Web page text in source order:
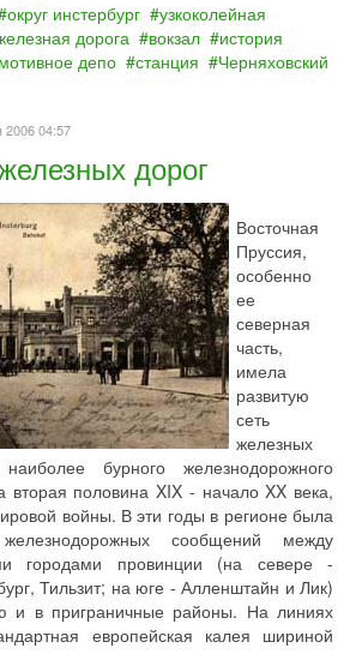
округ инстербург
узкоколейная
дорога вокзал
история
депо станция
Черняховский
2006 04:57
дорог
Восточная
Пруссия,
особенно
ее
северная
часть,
имела
развитую
сеть
железных
бурного железнодорожного
вторая половина XIX - начало XX века,
войны. В эти годы в регионе была
сообщений между
городами провинции (на севере -
Тильзит; на юге - Алленштайн и Лик)
и в приграничные районы. На линиях
европейская калея шириной